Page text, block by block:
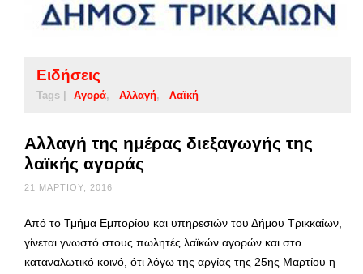
Ειδήσεις
Tags | Αγορά Αλλαγή Λαϊκή
Αλλαγή της ημέρας διεξαγωγής της
λαϊκής αγοράς
21 ΜΑΡΤΊΟΥ, 2016
Από το Τμήμα Εμπορίου και υπηρεσιών του Δήμου Τρικκαίων,
γίνεται γνωστό στους πωλητές λαϊκών αγορών και στο
καταναλωτικό κοινό, ότι λόγω της αργίας της 25ης Μαρτίου η